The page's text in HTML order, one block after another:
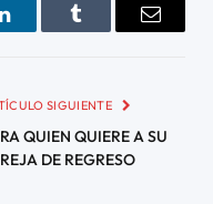
LinkedInTumblr Email
SIGUIENTE
QUIEN QUIERE A SU
DE REGRESO